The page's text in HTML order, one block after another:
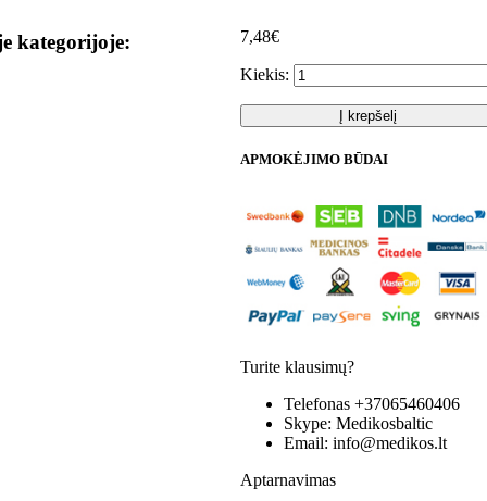
7,48€
Kiekis:
Į krepšelį
APMOKĖJIMO BŪDAI
Turite klausimų?
Telefonas +37065460406
Skype: Medikosbaltic
Email: info@medikos.lt
Aptarnavimas
kategorijoje: